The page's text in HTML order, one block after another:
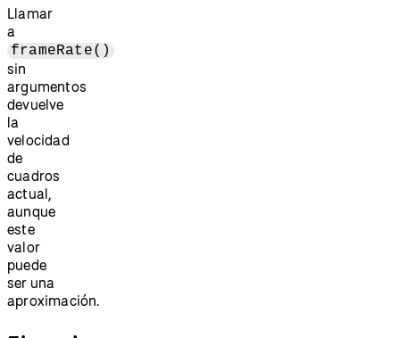
Llamar
a
frameRate()
sin
argumentos
devuelve
la
velocidad
de
cuadros
actual,
aunque
este
valor
puede
ser una
aproximación.